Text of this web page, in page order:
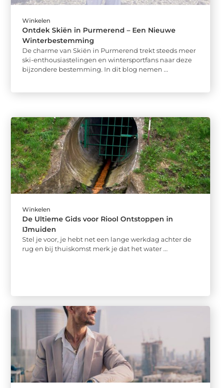
Winkelen
Ontdek Skiën in Purmerend – Een Nieuwe
Winterbestemming
De charme van Skiën in Purmerend trekt steeds meer
ski-enthousiastelingen en wintersportfans naar deze
bijzondere bestemming. In dit blog nemen ...
Winkelen
De Ultieme Gids voor Riool Ontstoppen in
IJmuiden
Stel je voor, je hebt net een lange werkdag achter de
rug en bij thuiskomst merk je dat het water ...